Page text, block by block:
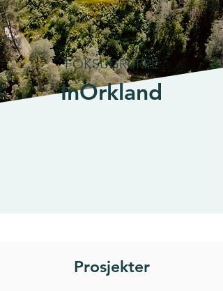
FOKSUGRUPPE
InOrkland
Prosjekter